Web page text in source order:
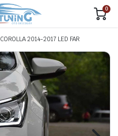
0
COROLLA 2014-2017 LED FAR